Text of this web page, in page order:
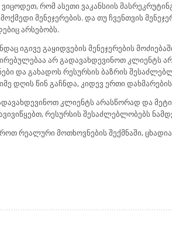
რომ ასეთი ვაკანსიის
მენეჯერების. და თუ ჩვენთვის
არსებობს.
იგივე გაყიდვების მენეჯერების
არ გადავახდევინოთ კლიენტს
და გახადოს რესურსის ბაზრის
დღის წინ გაჩნდა, კიდევ ერთი
კლიენტს არასწორად და
რესურსის შესაძლებლობებს
რეალური მოთხოვნების შექმნაში,